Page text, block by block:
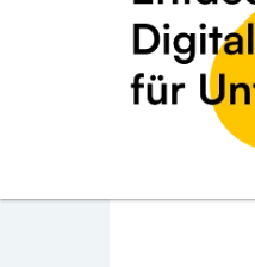
Handelskai
Kegel- u